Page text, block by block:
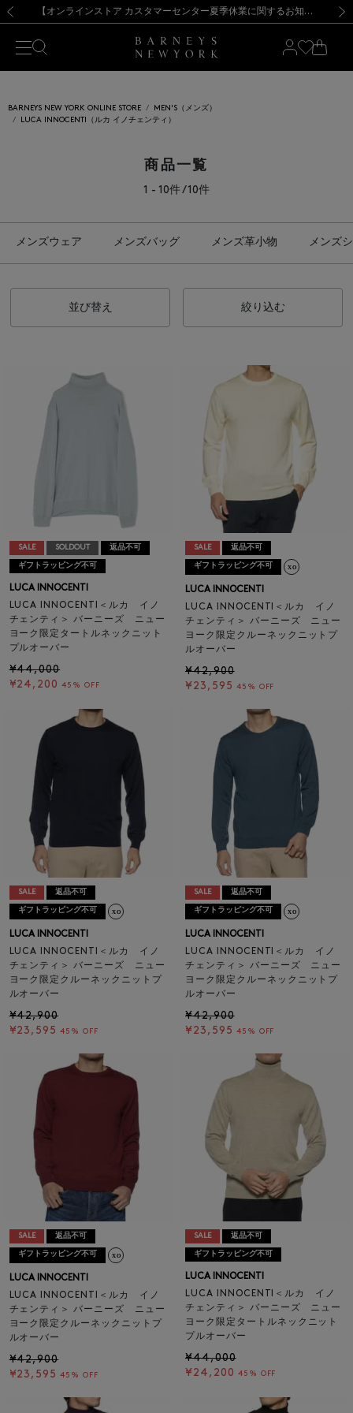
新規登録のお客様も対象！＜MY BARNEYS＞会員のお客様は11,000円（税込）以上のお買上げで常時送料無料！お買い物の際は会員登録を！
【夏季休業に伴う出荷一時停止のお知らせ】(2026.8.7) 【オンラインストア カスタマーセンター夏季休業に関するお知らせ】（2026.8.7）
【夏季休業に伴う返品・交換承り一時停止のお知らせ】（2026.8.5）
熊本県を中心とした地震の影響によるお荷物のお届けについて
【開催中】SUMMER SALEのご案内・ご注意事項 新規登録のお客様も対象！＜MY BARNEYS＞会員のお客様は11,000円（税込）以上のお買上げで常時送料無料！お買い物の際は会員登録を！
【夏季休業に伴う出荷一時停止のお知らせ】(2026.8.7)
BARNEYS NEW YORK ONLINE STORE
MEN'S（メンズ）
LUCA INNOCENTI（ルカ イノチェンティ）
商品一覧
1 - 10件 / 10件
メンズウェア メンズバッグ メンズ革小物 メンズ
並び替え 絞り込む
SALE SOLDOUT 返品不可
ギフトラッピング不可
LUCA INNOCENTI
LUCA INNOCENTI＜ルカ イノ
チェンティ＞ バーニーズ ニュー
ヨーク限定タートルネックニット
プルオーバー
¥44,000
¥24,200 45% OFF
SALE 返品不可
ギフトラッピング不可
LUCA INNOCENTI
LUCA INNOCENTI＜ルカ イノ
チェンティ＞ バーニーズ ニュー
ヨーク限定クルーネックニットプ
ルオーバー
¥42,900
¥23,595 45% OFF
SALE 返品不可
ギフトラッピング不可
LUCA INNOCENTI
LUCA INNOCENTI＜ルカ イノ
チェンティ＞ バーニーズ ニュー
ヨーク限定クルーネックニットプ
ルオーバー
¥42,900
¥23,595 45% OFF
SALE 返品不可
ギフトラッピング不可
LUCA INNOCENTI
LUCA INNOCENTI＜ルカ イノ
チェンティ＞ バーニーズ ニュー
ヨーク限定クルーネックニットプ
ルオーバー
¥42,900
¥23,595 45% OFF
SALE 返品不可
ギフトラッピング不可
LUCA INNOCENTI
LUCA INNOCENTI＜ルカ イノ
チェンティ＞ バーニーズ ニュー
ヨーク限定クルーネックニットプ
ルオーバー
¥42,900
¥23,595 45% OFF
SALE 返品不可
ギフトラッピング不可
LUCA INNOCENTI
LUCA INNOCENTI＜ルカ イノ
チェンティ＞ バーニーズ ニュー
ヨーク限定タートルネックニット
プルオーバー
¥44,000
¥24,200 45% OFF